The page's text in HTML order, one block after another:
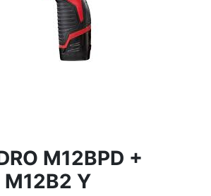
M12BPD +
M12B2 Y